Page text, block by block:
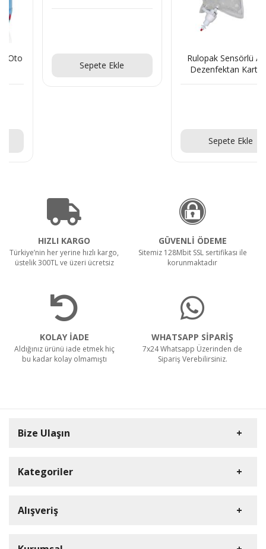
Sepete Ekle
Rulopak Sensörlü Alkol
Dezenfektan Kartuşu
Sepete Ekle
HIZLI KARGO
Türkiye’nin her yerine hızlı kargo,
üstelik 300TL ve üzeri ücretsiz
GÜVENLİ ÖDEME
Sitemiz 128Mbit SSL sertifikası ile
korunmaktadır
KOLAY İADE
Aldığınız ürünü iade etmek hiç
bu kadar kolay olmamıştı
WHATSAPP SİPARİŞ
7x24 Whatsapp Üzerinden de
Sipariş Verebilirsiniz.
Bize Ulaşın
Kategoriler
Rulopak
Alışveriş